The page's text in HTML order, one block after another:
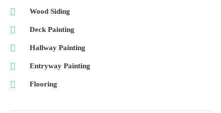
Wood Siding
Deck Painting
Hallway Painting
Entryway Painting
Flooring